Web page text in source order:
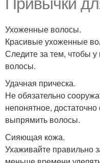
Ухоженные волосы.
Красивые ухоженные
Следите за тем, чтобы
волосы.
Удачная прическа.
Не обязательно
непонятное,
выпрямить волосы.
Сияющая кожа.
Ухаживайте правильно